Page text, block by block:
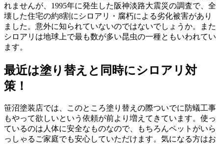
れませんが、1995年に発生した阪神淡路大震災の調査で、全
壊した住宅の約8割にシロアリ・腐朽による劣化被害があり
ました。意外に知られていないのではないでしょうか。また
シロアリは地球上で最も数が多い昆虫の一種ともいわれてい
ます。
最近は塗り替えと同時にシロアリ対
策！
笹沼塗装店では、このところ塗り替えの際ついでに防蟻工事
もやって欲しいという依頼が前より増えてきています。使っ
ているのは人体に安全なものなので、もちろんペットがいら
っしゃるご家庭でも安心していただけます。気になる方はお